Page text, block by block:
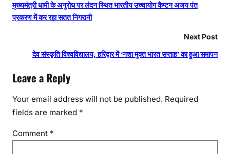
मुख्यमंत्री धामी के अनुरोध पर लंदन स्थित भारतीय उच्चायोग कैप्टन अजय पंत
प्रकरण में कर रहा सतत निगरानी
Next Post
देव संस्कृति विश्वविद्यालय, हरिद्वार में ‘नशा मुक्त भारत सप्ताह’ का हुआ समापन
Leave a Reply
Your email address will not be published. Required
fields are marked *
Comment *